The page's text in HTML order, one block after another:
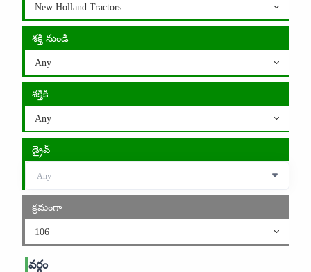
New Holland Tractors
శక్తి నుండి
Any
శక్తికి
Any
డ్రైవ్
క్రమంగా
106
వర్గం